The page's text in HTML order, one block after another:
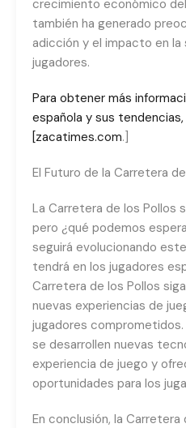
crecimiento económico
también ha generado
adicción y el impacto en la
jugadores.
Para obtener más
española y sus
[zacatimes.com.]
El Futuro de la Carretera
La Carretera de los Pollos
pero ¿qué podemos
seguirá evolucionando
tendrá en los jugadores
Carretera de los Pollos
nuevas experiencias de
jugadores
se desarrollen nuevas
experiencia de juego y
oportunidades para los
En conclusión, la